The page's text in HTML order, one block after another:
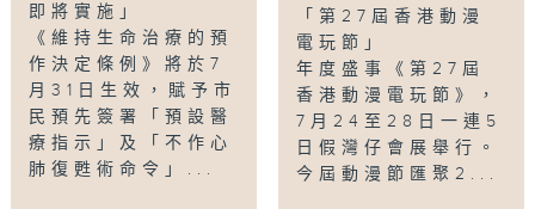
即將實施」
《維持生命治療的預
作決定條例》將於7
月31日生效，賦予市
民預先簽署「預設醫
療指示」及「不作心
肺復甦術命令」...
「第27屆香港動漫
電玩節」
年度盛事《第27屆
香港動漫電玩節》，
7月24至28日一連5
日假灣仔會展舉行。
今屆動漫節匯聚2...